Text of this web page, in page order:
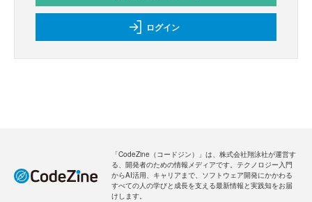
ログイン
「CodeZine（コードジン）」は、株式会社翔泳社が運営す
る、開発者のための情報メディアです。テクノロジー入門
からAI活用、キャリアまで、ソフトウェア開発にかかわる
すべての人の学びと成長を支える最新情報と実践知をお届
けします。